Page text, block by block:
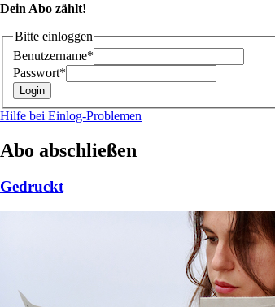
Dein Abo zählt!
Bitte einloggen
Benutzername*
Passwort*
Hilfe bei Einlog-Problemen
Abo abschließen
Gedruckt